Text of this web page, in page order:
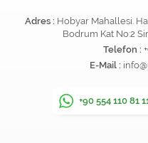
Adres : Hobyar Mahallesi.
Bodrum Kat No:2
Telefon :
E-Mail :
+90 554 110 81